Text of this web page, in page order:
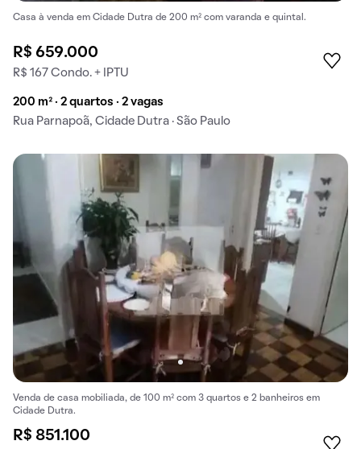
Casa à venda em Cidade Dutra de 200 m² com varanda e quintal.
R$ 659.000
R$ 167 Condo. + IPTU
200 m² · 2 quartos · 2 vagas
Rua Parnapoã, Cidade Dutra · São Paulo
Venda de casa mobiliada, de 100 m² com 3 quartos e 2 banheiros em
Cidade Dutra.
R$ 851.100